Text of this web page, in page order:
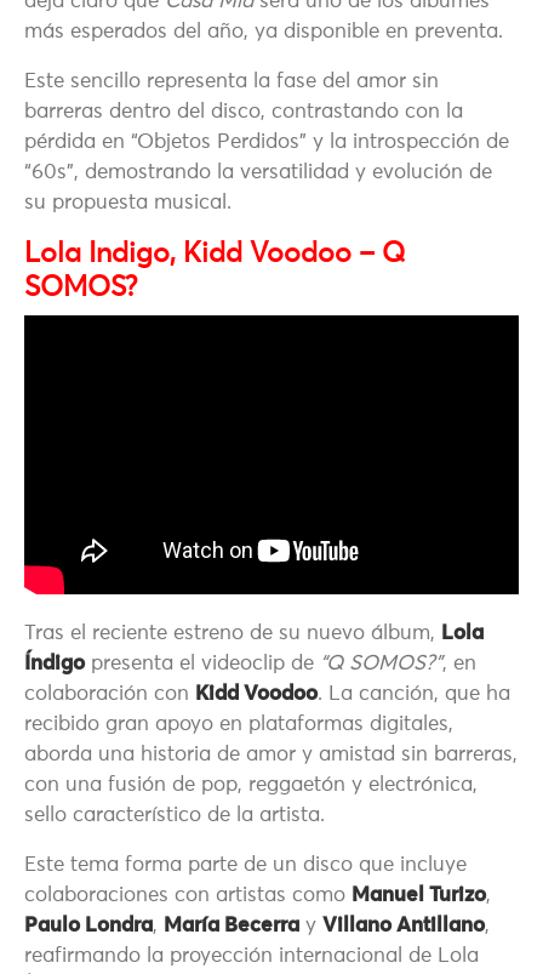
más esperados del año, ya disponible en preventa.
Este sencillo representa la fase del amor sin
barreras dentro del disco, contrastando con la
pérdida en “Objetos Perdidos” y la introspección de
“60s”, demostrando la versatilidad y evolución de
su propuesta musical.
Lola Indigo, Kidd Voodoo – Q
SOMOS?
Tras el reciente estreno de su nuevo álbum, Lola
Índigopresenta el videoclip de “Q SOMOS?”, en
colaboración con Kidd Voodoo. La canción, que ha
recibido gran apoyo en plataformas digitales,
aborda una historia de amor y amistad sin barreras,
con una fusión de pop, reggaetón y electrónica,
sello característico de la artista.
Este tema forma parte de un disco que incluye
colaboraciones con artistas como Manuel Turizo,
Paulo Londra, María Becerra y Villano Antillano,
reafirmando la proyección internacional de Lola